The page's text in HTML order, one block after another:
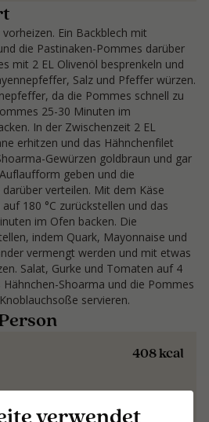
verwendet
Ein Backblech mit
die Pastinaken-Pommes darüber
mit 2 EL Olivenöl besprenkeln und
Salz und Pfeffer würzen.
da die Pommes schnell zu
25-30 Minuten im
In der Zwischenzeit 2 EL
erhitzen und das Hähnchenfilet
Gewürzen goldbraun und gar
geben und die
verteilen. Mit dem Käse
180 °C zurückstellen und das
im Ofen backen. Die
indem Quark, Mayonnaise und
vermengt werden und mit etwas
Salat, Gurke und Tomaten auf 4
Shoarma und die Pommes
servieren.
408 kcal
19.3 g